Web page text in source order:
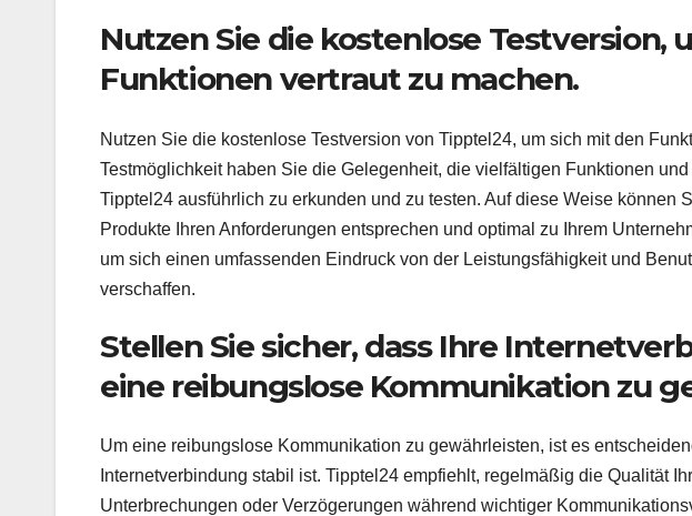
Nutzen Sie die kostenlose Testversion,
Funktionen vertraut zu machen.
Nutzen Sie die kostenlose Testversion von Tipptel24, um sich mit den
Testmöglichkeit haben Sie die Gelegenheit, die vielfältigen Funktionen
Tipptel24 ausführlich zu erkunden und zu testen. Auf diese Weise können
Produkte Ihren Anforderungen entsprechen und optimal zu Ihrem
um sich einen umfassenden Eindruck von der Leistungsfähigkeit und
verschaffen.
Stellen Sie sicher, dass Ihre
eine reibungslose Kommunikation zu
Um eine reibungslose Kommunikation zu gewährleisten, ist es
Internetverbindung stabil ist. Tipptel24 empfiehlt, regelmäßig die Qualität
Unterbrechungen oder Verzögerungen während wichtiger